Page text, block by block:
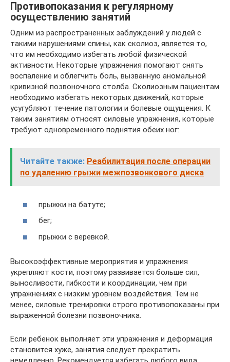
Противопоказания к регулярному
осуществлению занятий
Одним из распространенных заблуждений у людей с
такими нарушениями спины, как сколиоз, является то,
что им необходимо избегать любой физической
активности. Некоторые упражнения помогают снять
воспаление и облегчить боль, вызванную аномальной
кривизной позвоночного столба. Сколиозным пациентам
необходимо избегать некоторых движений, которые
усугубляют течение патологии и болевые ощущения. К
таким занятиям относят силовые упражнения, которые
требуют одновременного поднятия обеих ног:
Читайте также: Реабилитация после операции
по удалению грыжи межпозвонкового диска
прыжки на батуте;
бег;
прыжки с веревкой.
Высокоэффективные мероприятия и упражнения
укрепляют кости, поэтому развивается больше сил,
выносливости, гибкости и координации, чем при
упражнениях с низким уровнем воздействия. Тем не
менее, силовые тренировки строго противопоказаны при
выраженной болезни позвоночника.
Если ребенок выполняет эти упражнения и деформация
становится хуже, занятия следует прекратить